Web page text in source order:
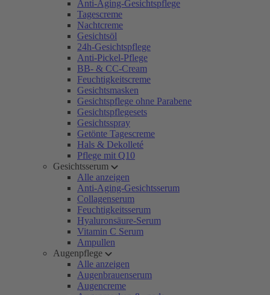
Anti-Aging-Gesichtspflege
Tagescreme
Nachtcreme
Gesichtsöl
24h-Gesichtspflege
Anti-Pickel-Pflege
BB- & CC-Cream
Feuchtigkeitscreme
Gesichtsmasken
Gesichtspflege ohne Parabene
Gesichtspflegesets
Gesichtsspray
Getönte Tagescreme
Hals & Dekolleté
Pflege mit Q10
Gesichtsserum
Alle anzeigen
Anti-Aging-Gesichtsserum
Collagenserum
Feuchtigkeitsserum
Hyaluronsäure-Serum
Vitamin C Serum
Ampullen
Augenpflege
Alle anzeigen
Augenbrauenserum
Augencreme